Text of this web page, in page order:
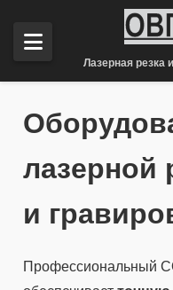
Лазерная резка
лазерной
и
Профессиональный